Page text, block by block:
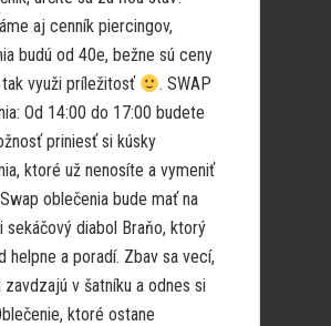
aj cenník piercingov,
budú od 40e, bežne sú ceny
využi príležitosť
. SWAP
Od 14:00 do 17:00 budete
priniesť si kúsky
ktoré už nenosíte a vymeniť
oblečenia bude mať na
sekáčový diabol Braňo, ktorý
helpne a poradí. Zbav sa vecí,
v šatníku a odnes si
ktoré ostane